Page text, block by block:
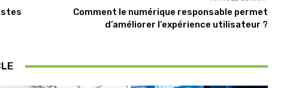
Comment le numérique responsable permet
d’améliorer l’expérience utilisateur ?